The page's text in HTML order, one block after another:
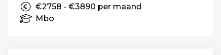
€2758 - €3890 per maand
Mbo